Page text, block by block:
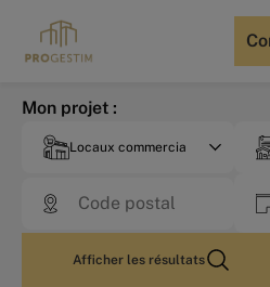
Mon projet :
Locaux commerciaux
Afficher les résultats